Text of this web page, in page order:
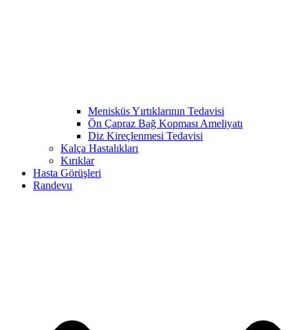
Menisküs Yırtıklarının Tedavisi
Ön Çapraz Bağ Kopması Ameliyatı
Diz Kireçlenmesi Tedavisi
Kalça Hastalıkları
Kırıklar
Hasta Görüşleri
Randevu